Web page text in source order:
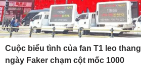
Cuộc biểu tình của fan T1 leo
ngày Faker chạm cột mốc 1000